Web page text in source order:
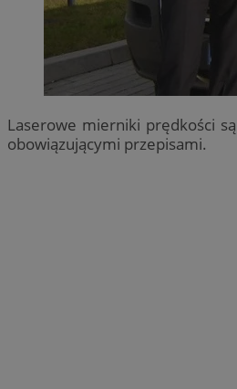
Laserowe mierniki prędkości
obowiązującymi przepisami.